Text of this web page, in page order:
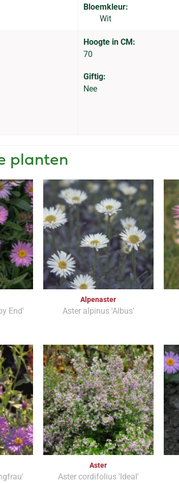
Bloemkleur:
Wit
Hoogte in CM:
70
Giftig:
Nee
planten
End'
Alpenaster
Aster alpinus 'Albus'
Aster
Aster cordifolius 'Ideal'